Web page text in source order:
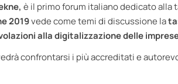
è il primo forum italiano dedicato alla
2019vede come temi di discussione la
alla digitalizzazione delle
confrontarsi i più accreditati e